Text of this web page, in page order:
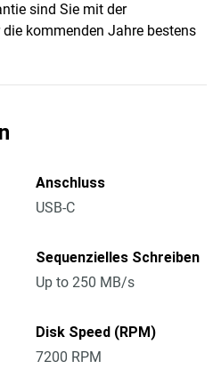
sind Sie mit der
kommenden Jahre bestens
Anschluss
USB-C
Sequenzielles Schreiben
Up to 250 MB/s
Disk Speed (RPM)
7200 RPM